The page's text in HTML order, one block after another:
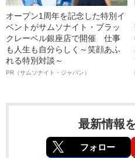
オープン1周年を記念した特別イ
ベントがサムソナイト・ブラッ
クレーベル銀座店で開催 仕事
も人生も自分らしく～笑顔あふ
れる特別対談～
PR（サムソナイト・ジャパン）
最新情報
フォロー